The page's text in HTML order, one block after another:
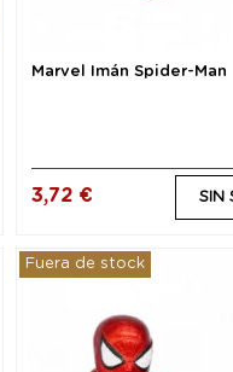
Marvel Imán Spider-Man
3,72 € SIN
Fuera de stock